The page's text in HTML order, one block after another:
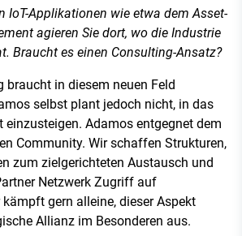
IoT-Applikationen wie etwa dem Asset-
agieren Sie dort, wo die Industrie
Braucht es einen Consulting-Ansatz?
braucht in diesem neuen Feld
selbst plant jedoch nicht, in das
Adamos entgegnet dem
Community. Wir schaffen Strukturen,
zum zielgerichteten Austausch und
Netzwerk Zugriff auf
kämpft gern alleine, dieser Aspekt
Allianz im Besonderen aus.